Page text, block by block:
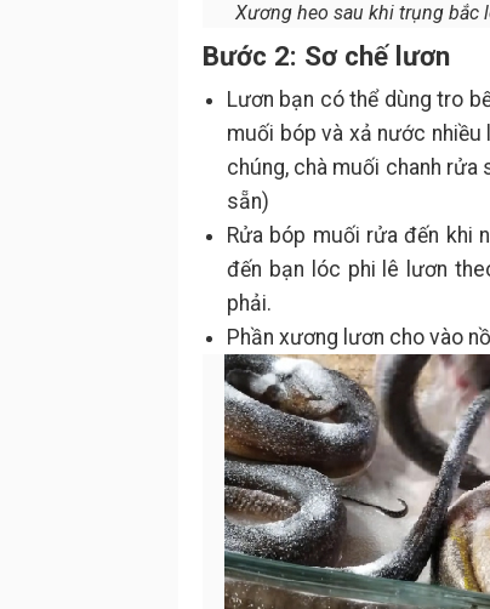
Xương heo sau khi trụng bắc
Bước 2: Sơ chế lươn
Lươn bạn có thể dùng tro
muối bóp và xả nước
chúng, chà muối chanh rửa
sẵn)
Rửa bóp muối rửa đến khi
đến bạn lóc phi lê lươn
phải.
Phần xương lươn cho vào